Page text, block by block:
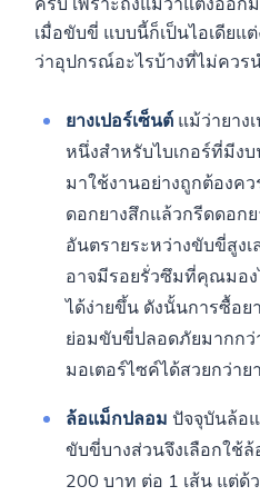
เมื่อขับขี่ แบบนี้ก็เป็นไอเดีย
ว่าอุปกรณ์อะไรบ้างที่ไม่ควร
ยางเปอร์เซ็นต์ แม้ว่ายาง
หนึ่งสำหรับไบเกอร์ที่มีง
มาใช้งานอย่างถูกต้องค
ดอกยางสึกแล้วกรีดดอก
อันตรายระหว่างขับขี่สูง
อาจมีรอยรั่วซึมที่คุณมอง
ได้ง่ายขึ้น ดังนั้นการซื้อ
ย่อมขับขี่ปลอดภัยมากกว่
มอเตอร์ไซค์ได้สวยกว่าย
ล้อแม็กปลอม ปัจจุบันล้อ
ขับขี่บางส่วนจึงเลือกใช้
200 บาท ต่อ 1 เส้น แต่ด้